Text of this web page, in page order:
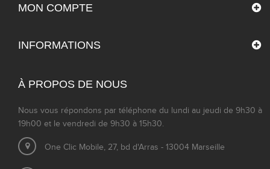
MON COMPTE
INFORMATIONS
À PROPOS DE NOUS
Nous vous répondons par téléphone du lundi au jeudi de 9h30 à
19h00 et le vendredi de 9h30 à 15h30.
One Clic Mobile, 27, bd d'Arras - 13004 Marseille